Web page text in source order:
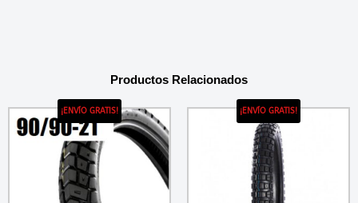
Productos Relacionados
¡ENVÍO GRATIS! ¡ENVÍO GRATIS!